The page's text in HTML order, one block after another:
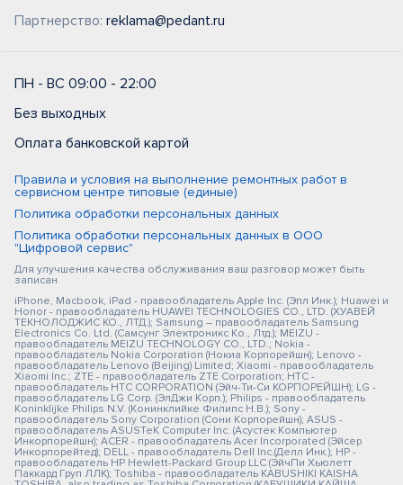
Партнерство: reklama@pedant.ru
ПН - ВС 09:00 - 22:00
Без выходных
Оплата банковской картой
Правила и условия на выполнение ремонтных работ в
сервисном центре типовые (единые)
Политика обработки персональных данных
Политика обработки персональных данных в ООО
"Цифровой сервис"
Для улучшения качества обслуживания ваш разговор может быть
записан
iPhone, Macbook, iPad - правообладатель Apple Inc. (Эпл Инк.); Huawei и
Honor - правообладатель HUAWEI TECHNOLOGIES CO., LTD. (ХУАВЕЙ
ТЕКНОЛОДЖИС КО., ЛТД.); Samsung – правообладатель Samsung
Electronics Co. Ltd. (Самсунг Электроникс Ко., Лтд.); MEIZU -
правообладатель MEIZU TECHNOLOGY CO., LTD.; Nokia -
правообладатель Nokia Corporation (Нокиа Корпорейшн); Lenovo -
правообладатель Lenovo (Beijing) Limited; Xiaomi - правообладатель
Xiaomi Inc.; ZTE - правообладатель ZTE Corporation; HTC -
правообладатель HTC CORPORATION (Эйч-Ти-Си КОРПОРЕЙШН); LG -
правообладатель LG Corp. (ЭлДжи Корп.); Philips - правообладатель
Koninklijke Philips N.V. (Конинклийке Филипс Н.В.); Sony -
правообладатель Sony Corporation (Сони Корпорейшн); ASUS -
правообладатель ASUSTeK Computer Inc. (Асустек Компьютер
Инкорпорейшн); ACER - правообладатель Acer Incorporated (Эйсер
Инкорпорейтед); DELL - правообладатель Dell Inc.(Делл Инк.); HP -
правообладатель HP Hewlett-Packard Group LLC (ЭйчПи Хьюлетт
Паккард Груп ЛЛК); Toshiba - правообладатель KABUSHIKI KAISHA